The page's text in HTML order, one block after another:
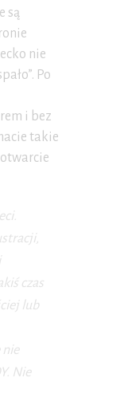
są
nie
Po
i bez
takie
czas
lub
nie
Nie